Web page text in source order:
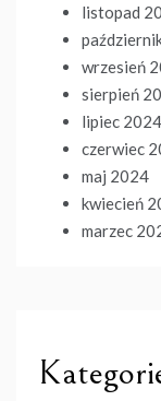
listopad
wrzesień
sierpień
lipiec 2024
czerwiec
maj 2024
kwiecień
marzec